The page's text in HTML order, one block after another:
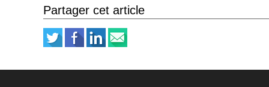
Partager cet article